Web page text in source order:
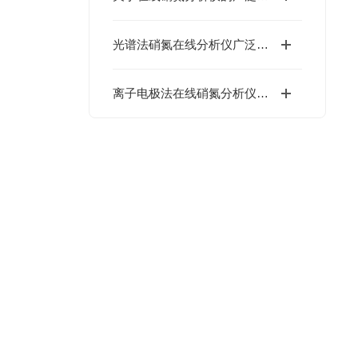
光谱法硝氮在线分析仪广泛应用于污水处理/环境监测及工业过程控制等领域
离子电极法在线硝氮分析仪的安全使用须知